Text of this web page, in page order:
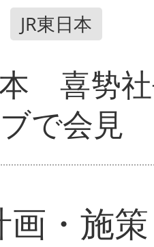
JR東日本
本 喜㔟
で会見
・施策